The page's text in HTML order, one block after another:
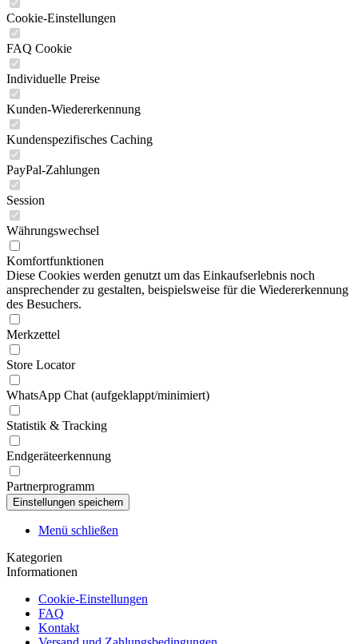
Cookie-Einstellungen
FAQ Cookie
Individuelle Preise
Kunden-Wiedererkennung
Kundenspezifisches Caching
PayPal-Zahlungen
Session
Währungswechsel
Komfortfunktionen
Diese Cookies werden genutzt um das Einkaufserlebnis noch
ansprechender zu gestalten, beispielsweise für die Wiedererkennung
des Besuchers.
Merkzettel
Store Locator
WhatsApp Chat (aufgeklappt/minimiert)
Statistik & Tracking
Endgeräteerkennung
Partnerprogramm
Menü schließen
Kategorien
Informationen
Cookie-Einstellungen
FAQ
Kontakt